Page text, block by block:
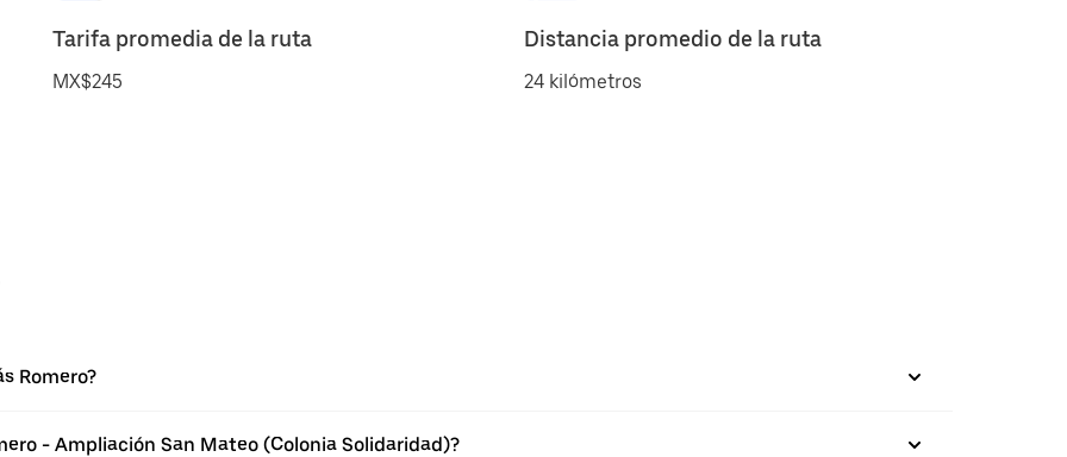
Tarifa promedia de la ruta
MX$245
Distancia promedio de la ruta
24 kilómetros
Romero?
- Ampliación San Mateo (Colonia Solidaridad)?